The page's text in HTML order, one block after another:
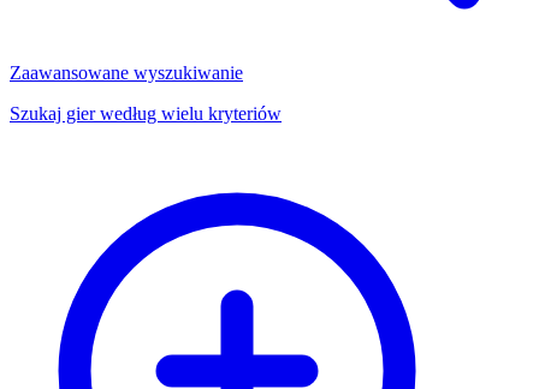
Zaawansowane wyszukiwanie
Szukaj gier według wielu kryteriów